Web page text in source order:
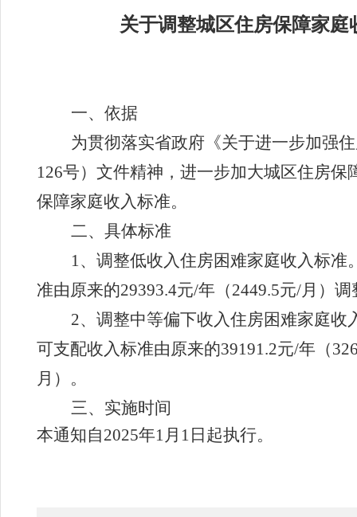
关于调整城区住房保障家
一、依据
为贯彻落实省政府《关于进一步加强
126号）文件精神，进一步加大城区住房
保障家庭收入标准。
二、具体标准
1、调整低收入住房困难家庭收入标
准由原来的29393.4元/年 （2449.5元/月） 调
2、调整中等偏下收入住房困难家庭
可支配收入标准由原来的39191.2元/年 （
月） 。
三、实施时间
本通知自2025年1月1日起执行。